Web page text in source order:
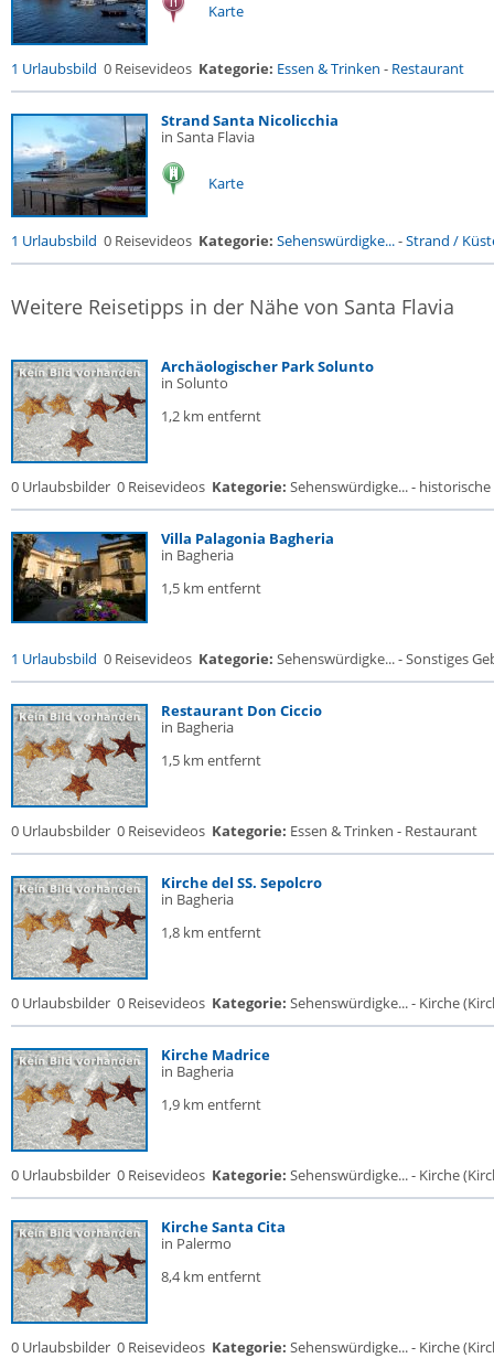
Karte
1 Urlaubsbild 0 Reisevideos Kategorie: Essen & Trinken - Restaurant
Strand Santa Nicolicchia
in Santa Flavia
Karte
1 Urlaubsbild 0 Reisevideos Kategorie: Sehenswürdigke...-Strand /
Weitere Reisetipps in der Nähe von Santa Flavia
Archäologischer Park Solunto
in Solunto
1,2 km entfernt
0 Urlaubsbilder 0 Reisevideos Kategorie: Sehenswürdigke... - historische
Villa Palagonia Bagheria
in Bagheria
1,5 km entfernt
1 Urlaubsbild 0 Reisevideos Kategorie: Sehenswürdigke... - Sonstiges
Restaurant Don Ciccio
in Bagheria
1,5 km entfernt
0 Urlaubsbilder 0 Reisevideos Kategorie: Essen & Trinken - Restaurant
Kirche del SS. Sepolcro
in Bagheria
1,8 km entfernt
0 Urlaubsbilder 0 Reisevideos Kategorie: Sehenswürdigke... - Kirche
Kirche Madrice
in Bagheria
1,9 km entfernt
0 Urlaubsbilder 0 Reisevideos Kategorie: Sehenswürdigke... - Kirche
Kirche Santa Cita
in Palermo
8,4 km entfernt
0 Urlaubsbilder 0 Reisevideos Kategorie: Sehenswürdigke... - Kirche